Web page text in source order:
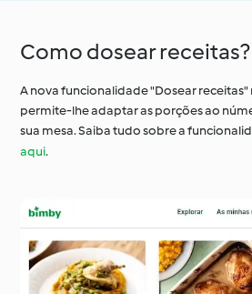
Como dosear receitas?
A nova funcionalidade "Dosear
permite-lhe adaptar as porções ao
sua mesa. Saiba tudo sobre a
aqui.